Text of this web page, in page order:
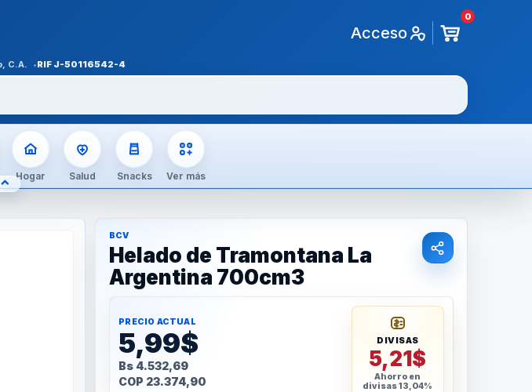
Acceso
0
C.A. RIF J-50116542-4
Hogar Salud Snacks Ver más
⌃OCULTAR CATEGORÍAS
BCV
Helado de Tramontana La
Argentina 700cm3
PRECIO ACTUAL
5,99$
Bs 4.532,69
COP 23.374,90
DIVISAS
5,21$
Ahorro en
divisas13,04%